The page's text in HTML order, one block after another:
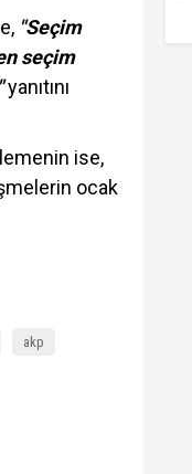
"Seçim
seçim
yanıtını
ise,
ocak
akp